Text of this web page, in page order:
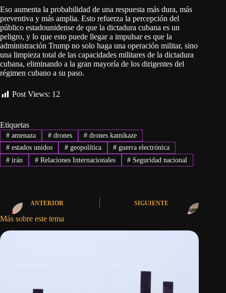
Eso aumenta la probabilidad de una respuesta más dura, más
preventiva y más amplia. Esto refuerza la percepción del
público estadounidense de que la dictadura cubana es un
peligro, y lo que esto puede llegar a impulsar es que la
administración Trump no solo haga una operación militar, sino
una limpieza total de las capacidades militares de la dictadura
cubana, eliminando a la gran mayoría de los dirigentes del
régimen cubano a su paso.
Post Views: 12
Etiquetas
#amenaza #drones # drones kamikaze
#estados unidos #geopolítica # guerra electrónica
#irán #Relaciones Internacionales # Seguridad nacional
ANTERIOR SIGUIENTE
Más sobre este tema